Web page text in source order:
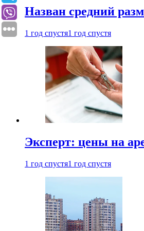
Назван средний
1 год спустя1 год спустя
Эксперт: цены на
1 год спустя1 год спустя